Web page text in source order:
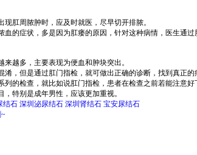
肛周脓肿时，应及时就医，尽早切开排脓。
症状，多是因为肛瘘的原因，针对这种病情，医生通过
越多，主要表现为便血和肿块突出。
但是通过肛门指检，就可做出正确的诊断，找到真正的
检查，就比如说肛门指检，患者在检查之前若能注意好
特别是成年男性，应该更加重视。
结石 深圳泌尿结石 深圳肾结石 宝安尿结石